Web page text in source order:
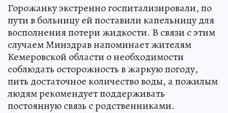
Горожанку экстренно госпитализировали, по
пути в больницу ей поставили капельницу для
восполнения потери жидкости. В связи с этим
случаем Минздрав напоминает жителям
Кемеровской области о необходимости
соблюдать осторожность в жаркую погоду,
пить достаточное количество воды, а пожилым
людям рекомендует поддерживать
постоянную связь с родственниками.